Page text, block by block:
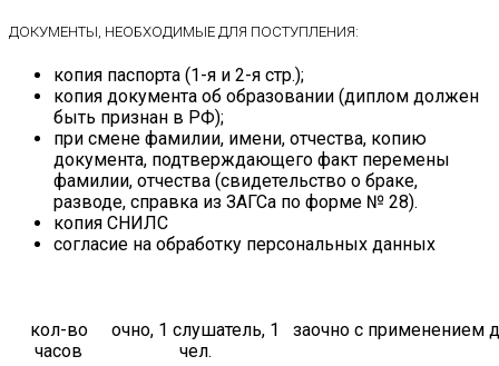
ДОКУМЕНТЫ, НЕОБХОДИМЫЕ ДЛЯ ПОСТУПЛЕНИЯ:
копия паспорта (1-я и 2-я стр.);
копия документа об образовании (диплом должен
быть признан в РФ);
при смене фамилии, имени, отчества, копию
документа, подтверждающего факт перемены
фамилии, отчества (свидетельство о браке,
разводе, справка из ЗАГСа по форме № 28).
копия СНИЛС
согласие на обработку персональных данных
кол-во
часов
очно, 1 слушатель, 1
чел.
заочно с применением